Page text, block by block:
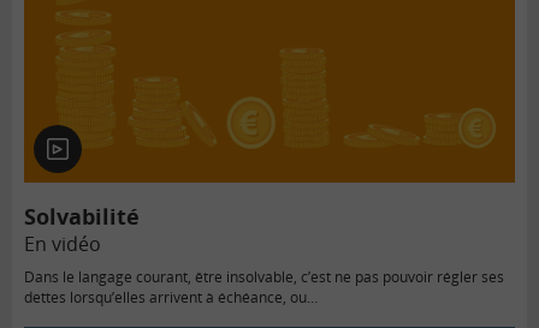
En
vidéo
Solvabilité
En vidéo
Dans le langage courant, être insolvable, c’est ne pas pouvoir régler ses
dettes lorsqu’elles arrivent à échéance, ou…